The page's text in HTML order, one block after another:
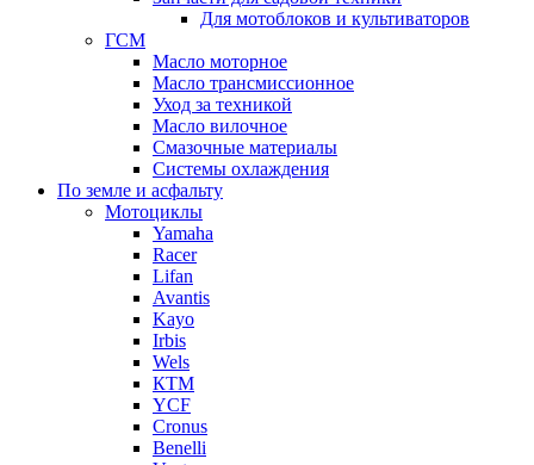
Для мотоблоков и культиваторов
ГСМ
Масло моторное
Масло трансмиссионное
Уход за техникой
Масло вилочное
Смазочные материалы
Системы охлаждения
По земле и асфальту
Мотоциклы
Yamaha
Racer
Lifan
Avantis
Kayo
Irbis
Wels
КТМ
YCF
Cronus
Benelli